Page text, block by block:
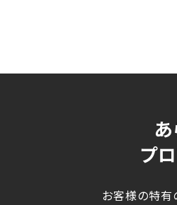
プ
お客様の特有